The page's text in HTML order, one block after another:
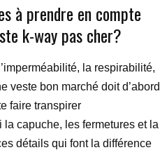
à prendre en compte
k-way pas cher?
la respirabilité,
veste bon marché doit d’abord
faire transpirer
capuche, les fermetures et la
détails qui font la différence